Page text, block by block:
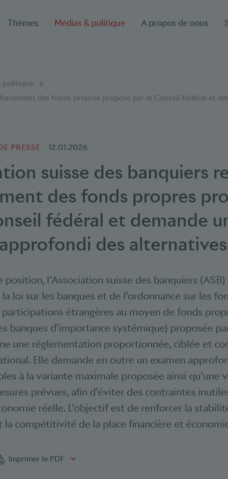
Thèmes Médias & politique A propos de nous
politique
des fonds propres proposé par le Conseil fédéral et
PRESSE 12.01.2026
suisse des banquiers
des fonds propres
fédéral et demande
des
position, l’Association suisse des banquiers
loi sur les banques et de l’ordonnance sur les
étrangères au moyen de fonds
banques d’importance systémique) proposée
une réglementation proportionnée, ciblée et
Elle demande en outre un examen
à la variante maximale proposée ainsi qu’une
prévues, afin d’éviter des contraintes
réelle. L’objectif est de renforcer la
la compétitivité de la place financière et
Imprimer le PDF